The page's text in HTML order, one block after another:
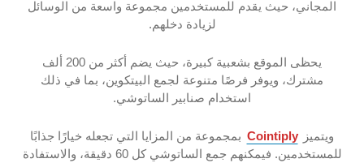
المجاني، حيث يقدم للمستخدمين مجموعة واسعة من الوسائل
لزيادة دخلهم.
يحظى الموقع بشعبية كبيرة، حيث يضم أكثر من 200 ألف
مشترك، ويوفر فرصًا متنوعة لجمع البيتكوين، بما في ذلك
استخدام صنابير الساتوشي.
ويتميز Cointiply بمجموعة من المزايا التي تجعله خيارًا جذابًا
للمستخدمين. فيمكنهم جمع الساتوشي كل 60 دقيقة، والاستفادة